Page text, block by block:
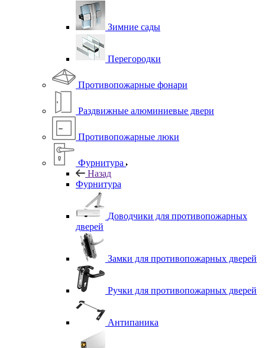
Зимние сады
Перегородки
Противопожарные фонари
Раздвижные алюминиевые двери
Противопожарные люки
Фурнитура
Назад
Фурнитура
Доводчики для противопожарных
дверей
Замки для противопожарных дверей
Ручки для противопожарных дверей
Антипаника